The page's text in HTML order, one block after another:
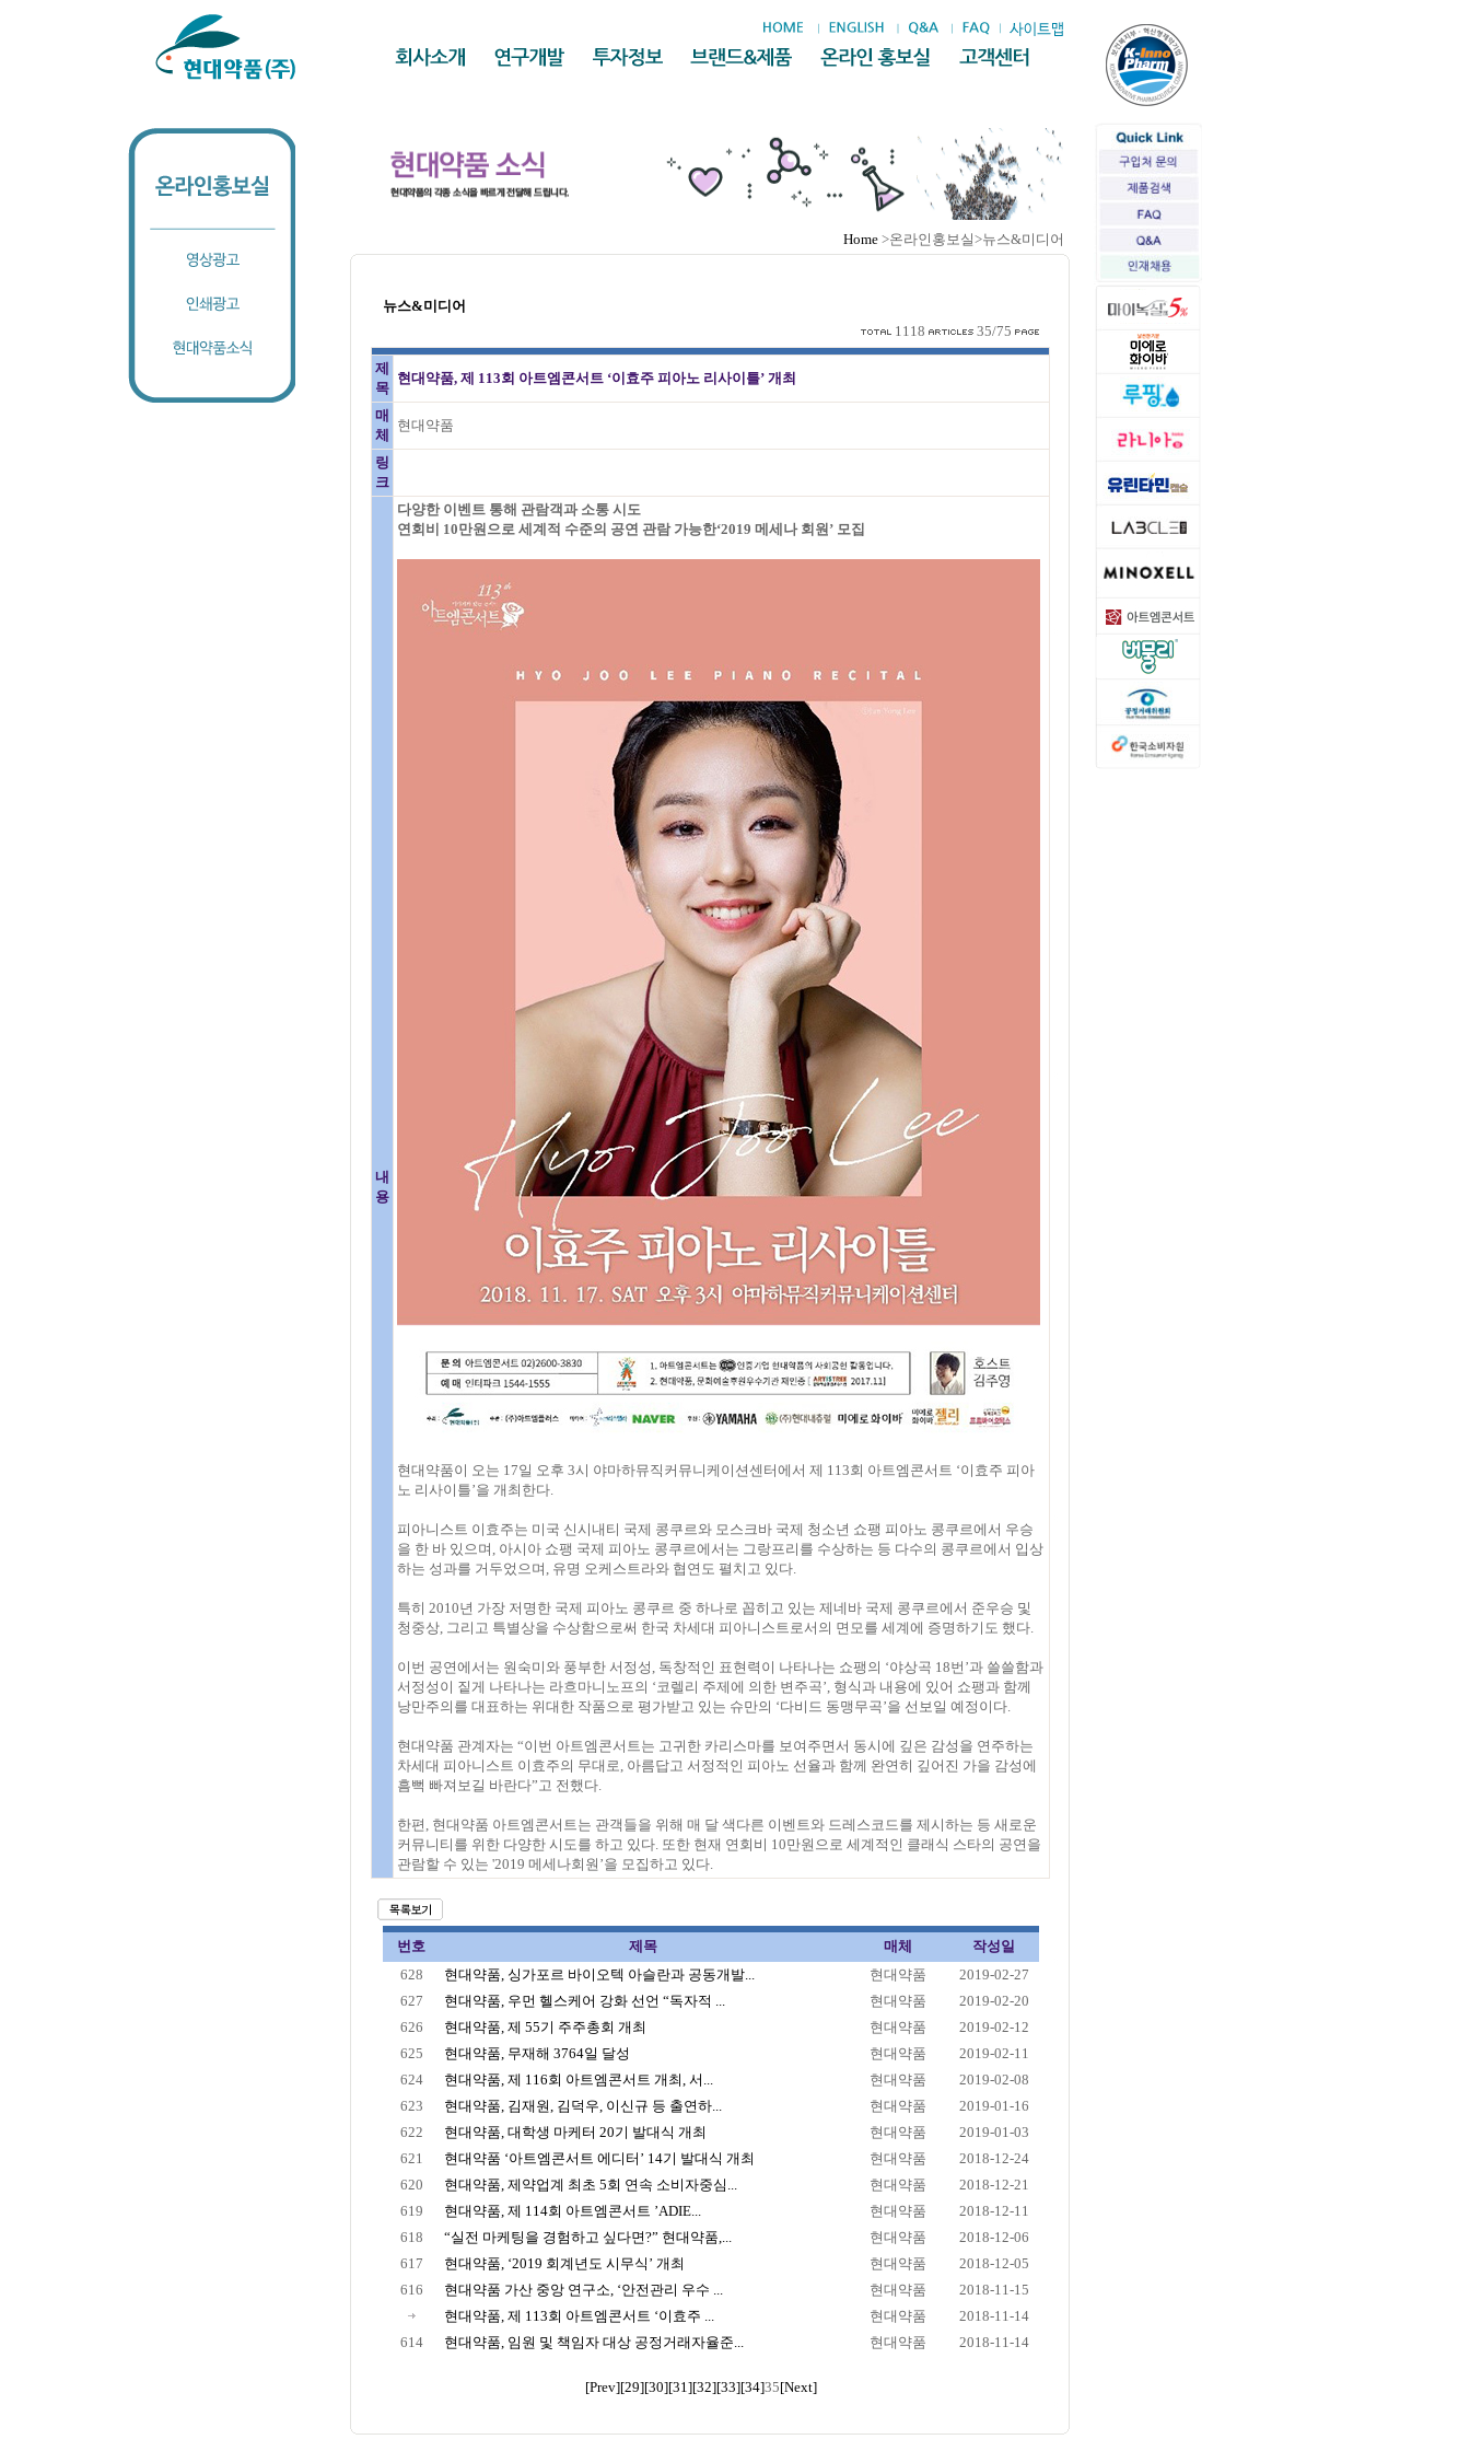
Home >온라인홍보실>뉴스&미디어
뉴스&미디어
1118
35/75
제
목
현대약품, 제 113회 아트엠콘서트 ‘이효주 피아노 리사이틀’ 개최
매
체
현대약품
링
크
내
용
다양한 이벤트 통해 관람객과 소통 시도
연회비 10만원으로 세계적 수준의 공연 관람 가능한‘2019 메세나 회원’ 모집
현대약품이 오는 17일 오후 3시 야마하뮤직커뮤니케이션센터에서 제 113회 아트엠콘서트 ‘이효주 피아
노 리사이틀’을 개최한다.
피아니스트 이효주는 미국 신시내티 국제 콩쿠르와 모스크바 국제 청소년 쇼팽 피아노 콩쿠르에서 우승
을 한 바 있으며, 아시아 쇼팽 국제 피아노 콩쿠르에서는 그랑프리를 수상하는 등 다수의 콩쿠르에서 입상
하는 성과를 거두었으며, 유명 오케스트라와 협연도 펼치고 있다.
특히 2010년 가장 저명한 국제 피아노 콩쿠르 중 하나로 꼽히고 있는 제네바 국제 콩쿠르에서 준우승 및
청중상, 그리고 특별상을 수상함으로써 한국 차세대 피아니스트로서의 면모를 세계에 증명하기도 했다.
이번 공연에서는 원숙미와 풍부한 서정성, 독창적인 표현력이 나타나는 쇼팽의 ‘야상곡 18번’과 쓸쓸함과
서정성이 짙게 나타나는 라흐마니노프의 ‘코렐리 주제에 의한 변주곡’, 형식과 내용에 있어 쇼팽과 함께
낭만주의를 대표하는 위대한 작품으로 평가받고 있는 슈만의 ‘다비드 동맹무곡’을 선보일 예정이다.
현대약품 관계자는 “이번 아트엠콘서트는 고귀한 카리스마를 보여주면서 동시에 깊은 감성을 연주하는
차세대 피아니스트 이효주의 무대로, 아름답고 서정적인 피아노 선율과 함께 완연히 깊어진 가을 감성에
흠뻑 빠져보길 바란다”고 전했다.
한편, 현대약품 아트엠콘서트는 관객들을 위해 매 달 색다른 이벤트와 드레스코드를 제시하는 등 새로운
커뮤니티를 위한 다양한 시도를 하고 있다. 또한 현재 연회비 10만원으로 세계적인 클래식 스타의 공연을
관람할 수 있는 '2019 메세나회원’을 모집하고 있다.
번호 제목 매체
작성일
628
현대약품, 싱가포르 바이오텍 아슬란과 공동개발... 현대약품
2019-02-27
627
현대약품, 우먼 헬스케어 강화 선언 “독자적 ... 현대약품
2019-02-20
626
현대약품, 제 55기 주주총회 개최 현대약품
2019-02-12
625
현대약품, 무재해 3764일 달성 현대약품
2019-02-11
624
현대약품, 제 116회 아트엠콘서트 개최, 서... 현대약품
2019-02-08
623
현대약품, 김재원, 김덕우, 이신규 등 출연하... 현대약품
2019-01-16
622
현대약품, 대학생 마케터 20기 발대식 개최 현대약품
2019-01-03
621
현대약품 ‘아트엠콘서트 에디터’ 14기 발대식 개최 현대약품
2018-12-24
620
현대약품, 제약업계 최초 5회 연속 소비자중심... 현대약품
2018-12-21
619
현대약품, 제 114회 아트엠콘서트 ’ADIE... 현대약품
2018-12-11
618
“실전 마케팅을 경험하고 싶다면?” 현대약품,... 현대약품
2018-12-06
617
현대약품, ‘2019 회계년도 시무식’ 개최 현대약품
2018-12-05
616
현대약품 가산 중앙 연구소, ‘안전관리 우수 ... 현대약품
2018-11-15
현대약품, 제 113회 아트엠콘서트 ‘이효주 ...
현대약품
2018-11-14
614
현대약품, 임원 및 책임자 대상 공정거래자율준... 현대약품 2018-11-14
[Prev][29][30][31][32][33][34]35[Next]